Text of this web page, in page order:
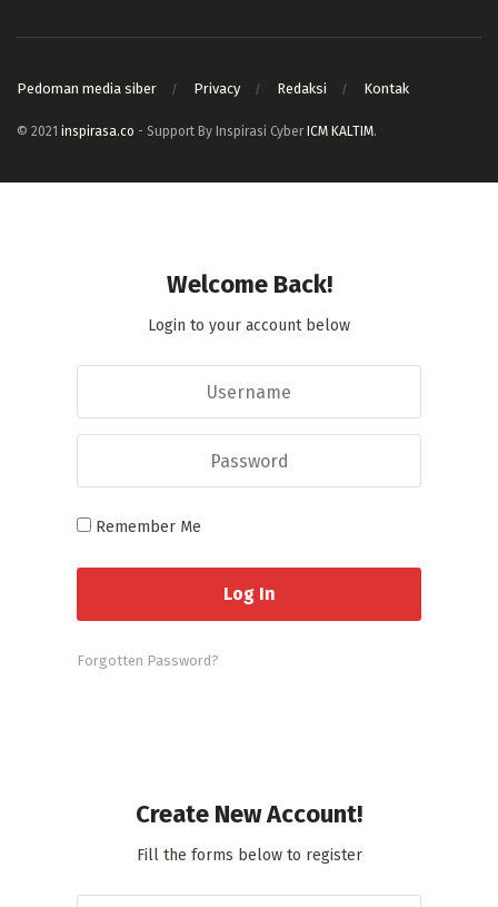
Pedoman media siber Privacy Redaksi Kontak
© 2021 inspirasa.co - Support By Inspirasi Cyber ICM KALTIM.
Welcome Back!
Login to your account below
Remember Me
Forgotten Password?
Create New Account!
Fill the forms below to register